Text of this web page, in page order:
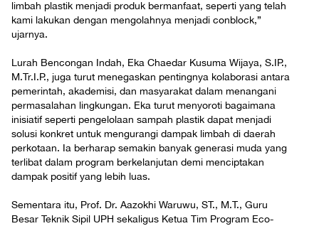
limbah plastik menjadi produk bermanfaat, seperti yang telah
kami lakukan dengan mengolahnya menjadi conblock,”
ujarnya.
Lurah Bencongan Indah, Eka Chaedar Kusuma Wijaya, S.IP.,
M.Tr.I.P., juga turut menegaskan pentingnya kolaborasi antara
pemerintah, akademisi, dan masyarakat dalam menangani
permasalahan lingkungan. Eka turut menyoroti bagaimana
inisiatif seperti pengelolaan sampah plastik dapat menjadi
solusi konkret untuk mengurangi dampak limbah di daerah
perkotaan. Ia berharap semakin banyak generasi muda yang
terlibat dalam program berkelanjutan demi menciptakan
dampak positif yang lebih luas.
Sementara itu, Prof. Dr. Aazokhi Waruwu, ST., M.T., Guru
Besar Teknik Sipil UPH sekaligus Ketua Tim Program Eco-